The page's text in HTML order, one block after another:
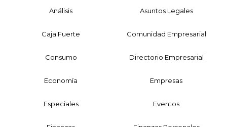
Análisis Asuntos Legales
Caja Fuerte Comunidad Empresarial
Consumo Directorio Empresarial
Economía Empresas
Especiales Eventos